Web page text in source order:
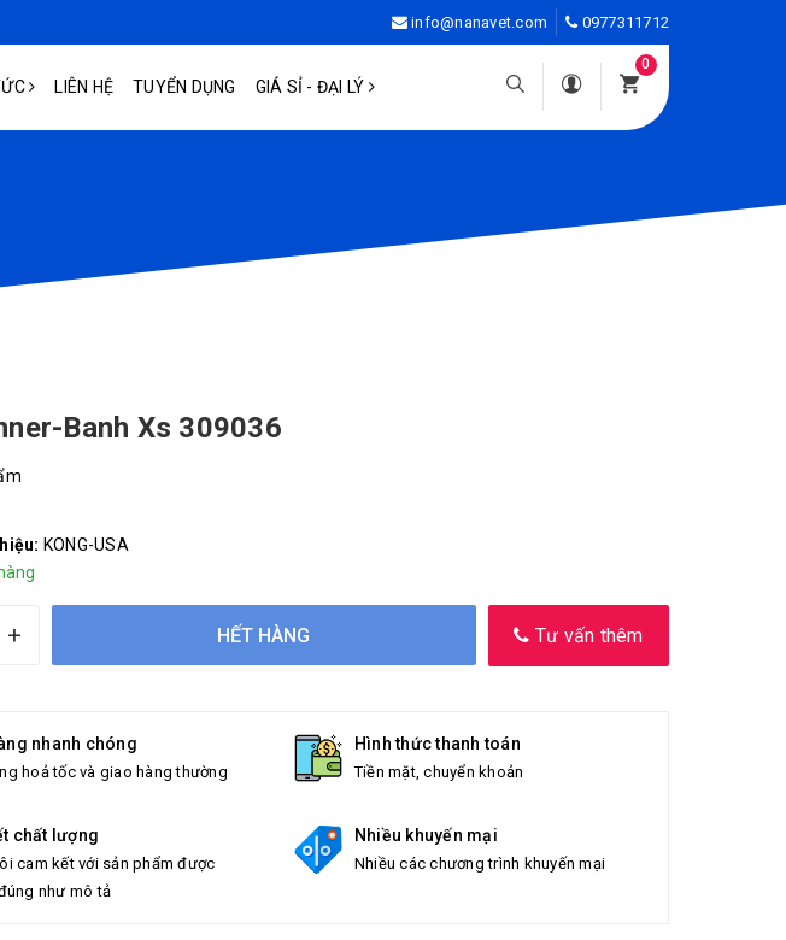
0977311712
info@nanavet.com
LIÊN HỆ TUYỂN DỤNG GIÁ SỈ - ĐẠI LÝ
0
Banh Xs 309036
KONG-USA
+ HẾT HÀNG Tư vấn thêm
nhanh chóng
hoả tốc và giao hàng thường
Hình thức thanh toán
Tiền mặt, chuyển khoản
chất lượng
cam kết với sản phẩm được
như mô tả
Nhiều khuyến mại
Nhiều các chương trình khuyến mại